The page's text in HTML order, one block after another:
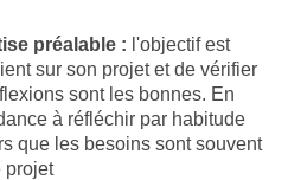
préalable : l'objectif est
sur son projet et de vérifier
sont les bonnes. En
à réfléchir par habitude
que les besoins sont souvent
projet